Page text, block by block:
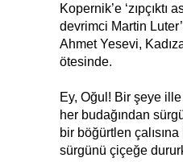
Kopernik’e ‘zıpçıktı
devrimci Martin
Ahmet Yesevi,
ötesinde.
Ey, Oğul! Bir şeye
her budağından
bir böğürtlen
sürgünü çiçeğe